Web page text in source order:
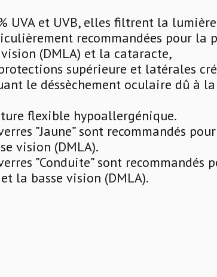
UVA et UVB, elles filtrent la
recommandées pour
vision (DMLA) et la cataracte,
supérieure et latérales
le déssèchement oculaire dû à
flexible hypoallergénique.
”Jaune” sont recommandés
vision (DMLA).
”Conduite” sont
la basse vision (DMLA).